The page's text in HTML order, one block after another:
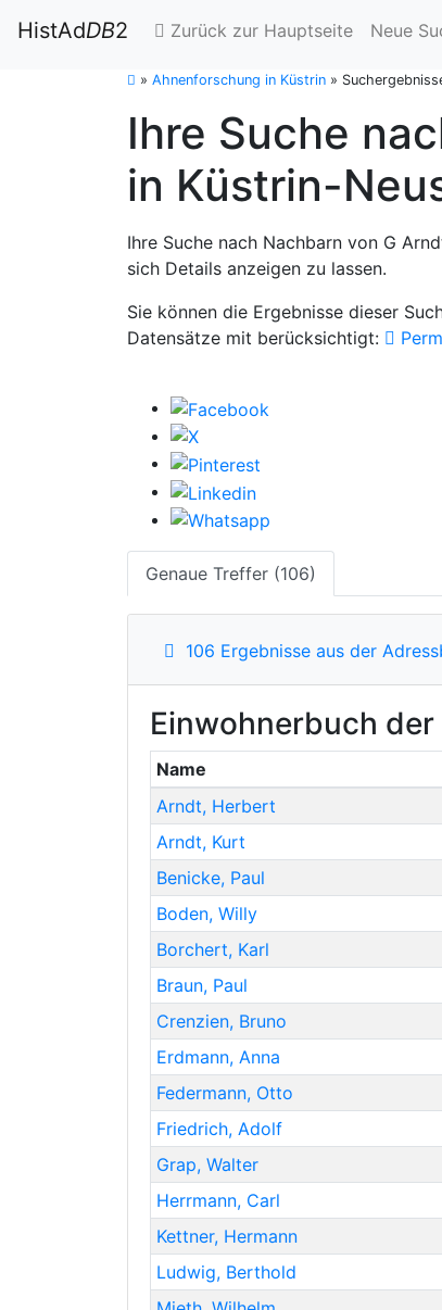
HistAdDB2 Zurück zur Hauptseite Neue
» Ahnenforschung in Küstrin »
Ihre Suche
in Küstrin-
Ihre Suche nach Nachbarn von G
sich Details anzeigen zu lassen.
Sie können die Ergebnisse dieser
Datensätze mit berücksichtigt:
Genaue Treffer (106)
106 Ergebnisse aus der
Einwohnerbuch
Name
Arndt, Herbert
Arndt, Kurt
Benicke, Paul
Boden, Willy
Borchert, Karl
Braun, Paul
Crenzien, Bruno
Erdmann, Anna
Federmann, Otto
Friedrich, Adolf
Grap, Walter
Herrmann, Carl
Kettner, Hermann
Ludwig, Berthold